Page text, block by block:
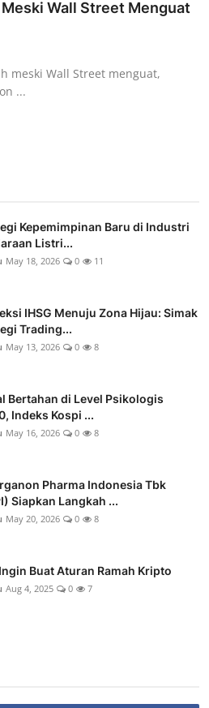
Wall Street Menguat
meski Wall Street menguat,
...
Kepemimpinan Baru di Industri
Listri...
May 18, 2026 0 11
IHSG Menuju Zona Hijau: Simak
Trading...
May 13, 2026 0 8
Bertahan di Level Psikologis
Indeks Kospi ...
May 16, 2026 0 8
Pharma Indonesia Tbk
Siapkan Langkah ...
May 20, 2026 0 8
Buat Aturan Ramah Kripto
Aug 4, 2025 0 7